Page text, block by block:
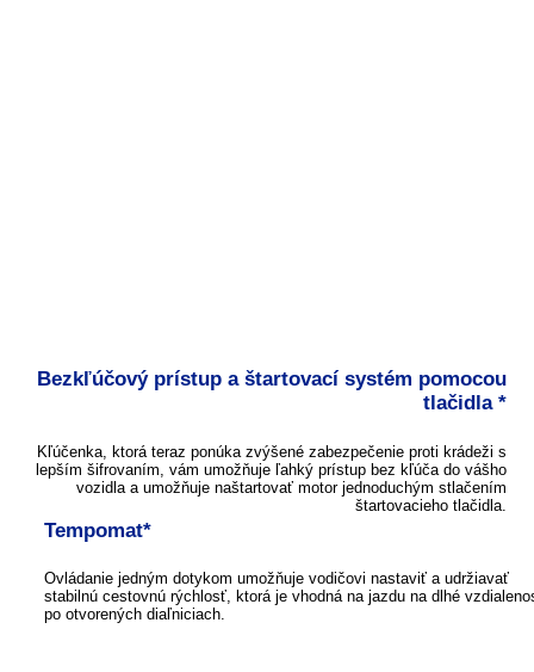
Bezkľúčový prístup a štartovací systém pomocou
tlačidla *
Kľúčenka, ktorá teraz ponúka zvýšené zabezpečenie proti krádeži s
lepším šifrovaním, vám umožňuje ľahký prístup bez kľúča do vášho
vozidla a umožňuje naštartovať motor jednoduchým stlačením
štartovacieho tlačidla.
Tempomat*
Ovládanie jedným dotykom umožňuje vodičovi nastaviť a udržiavať
stabilnú cestovnú rýchlosť, ktorá je vhodná na jazdu na dlhé
po otvorených diaľniciach.